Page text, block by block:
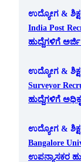
ಉದ್ಯೋಗ &
India Post
ಹುದ್ದೆಗಳಿಗೆ ಅರ್ಜಿ
ಉದ್ಯೋಗ &
Surveyor
ಹುದ್ದೆಗಳಿಗೆ
ಉದ್ಯೋಗ &
Bangalore
ಉಪನ್ಯಾಸಕರ